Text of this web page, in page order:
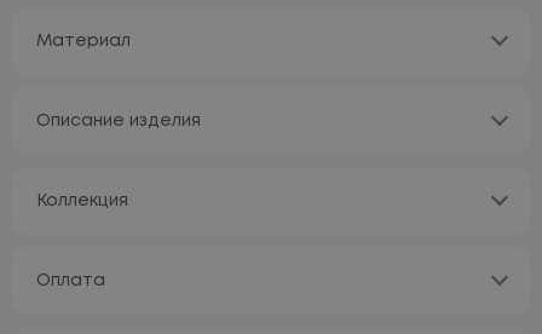
Материал
Описание изделия
Коллекция
Оплата